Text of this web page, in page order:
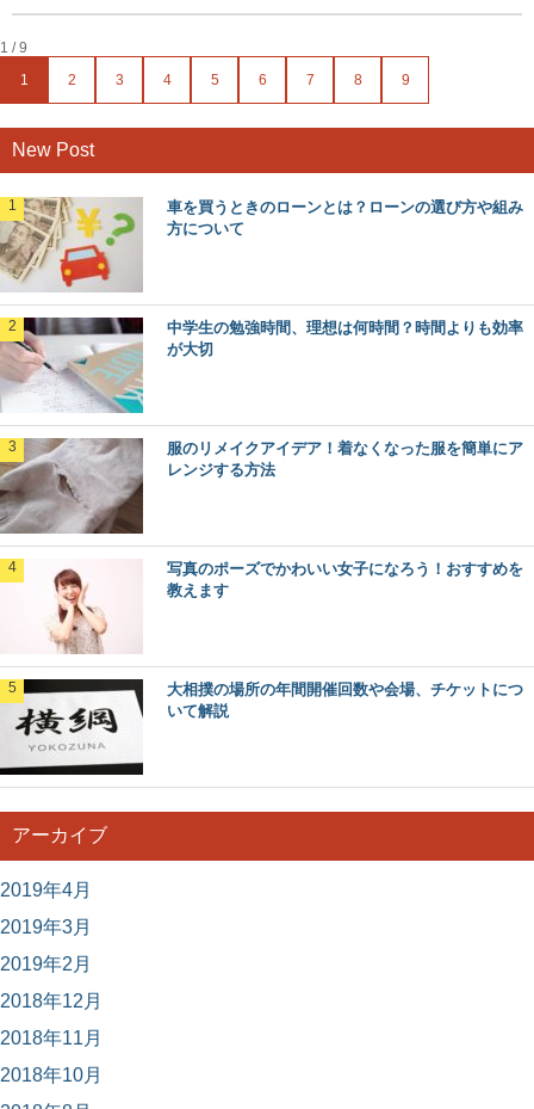
1 / 9
1
2 3 4 5 6 7 8 9
New Post
車を買うときのローンとは？ローンの選び方や組み
方について
中学生の勉強時間、理想は何時間？時間よりも効率
が大切
服のリメイクアイデア！着なくなった服を簡単にア
レンジする方法
写真のポーズでかわいい女子になろう！おすすめを
教えます
大相撲の場所の年間開催回数や会場、チケットにつ
いて解説
アーカイブ
2019年4月
2019年3月
2019年2月
2018年12月
2018年11月
2018年10月